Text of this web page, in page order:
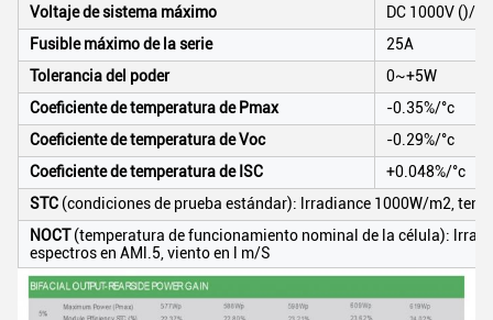
Voltaje de sistema máximo
DC 1000V ()/
Fusible máximo de la serie
25A
Tolerancia del poder
0~+5W
Coeficiente de temperatura de Pmax
-0.35%/°c
Coeficiente de temperatura de Voc
-0.29%/°c
Coeficiente de temperatura de ISC
+0.048%/°c
STC (condiciones de prueba estándar): lrradiance 1000W/m2,
NOCT(temperatura de funcionamiento nominal de la célula):
espectros en AMl.5, viento en l m/S